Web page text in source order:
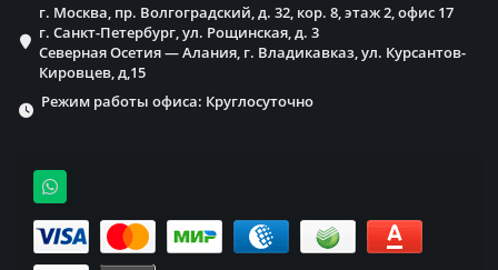
г. Москва, пр. Волгоградский, д. 32, кор. 8, этаж 2, офис 17
г. Санкт-Петербург, ул. Рощинская, д. 3
Северная Осетия — Алания, г. Владикавказ, ул. Курсантов-
Кировцев, д,15
Режим работы офиса: Круглосуточно